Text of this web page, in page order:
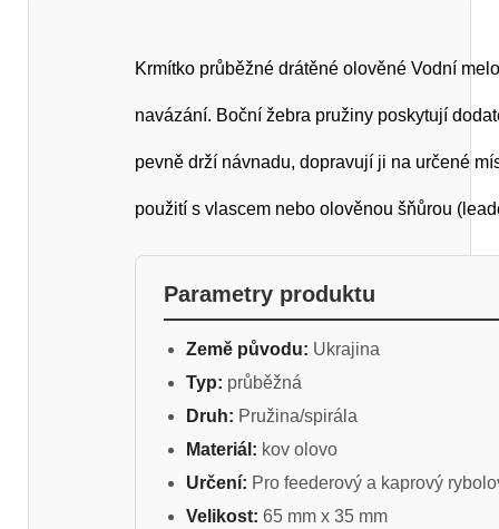
Krmítko průběžné drátěné olověné Vodní
navázání. Boční žebra pružiny poskytují
pevně drží návnadu, dopravují ji na určené
použití s vlascem nebo olověnou šňůrou
Parametry produktu
Země původu: Ukrajina
Typ: průběžná
Druh: Pružina/spirála
Materiál: kov olovo
Určení: Pro feederový a kaprový
Velikost: 65 mm x 35 mm